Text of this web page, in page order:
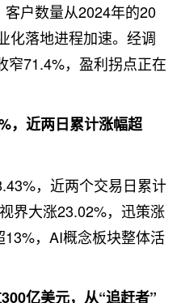
户数量从2024年的20
化落地进程加速。经调
窄71.4%，盈利拐点正在
，近两日累计涨幅超
，近两个交易日累计
界大涨23.02%，迅策涨
，AI概念板块整体活
亿美元，从“追赶者”